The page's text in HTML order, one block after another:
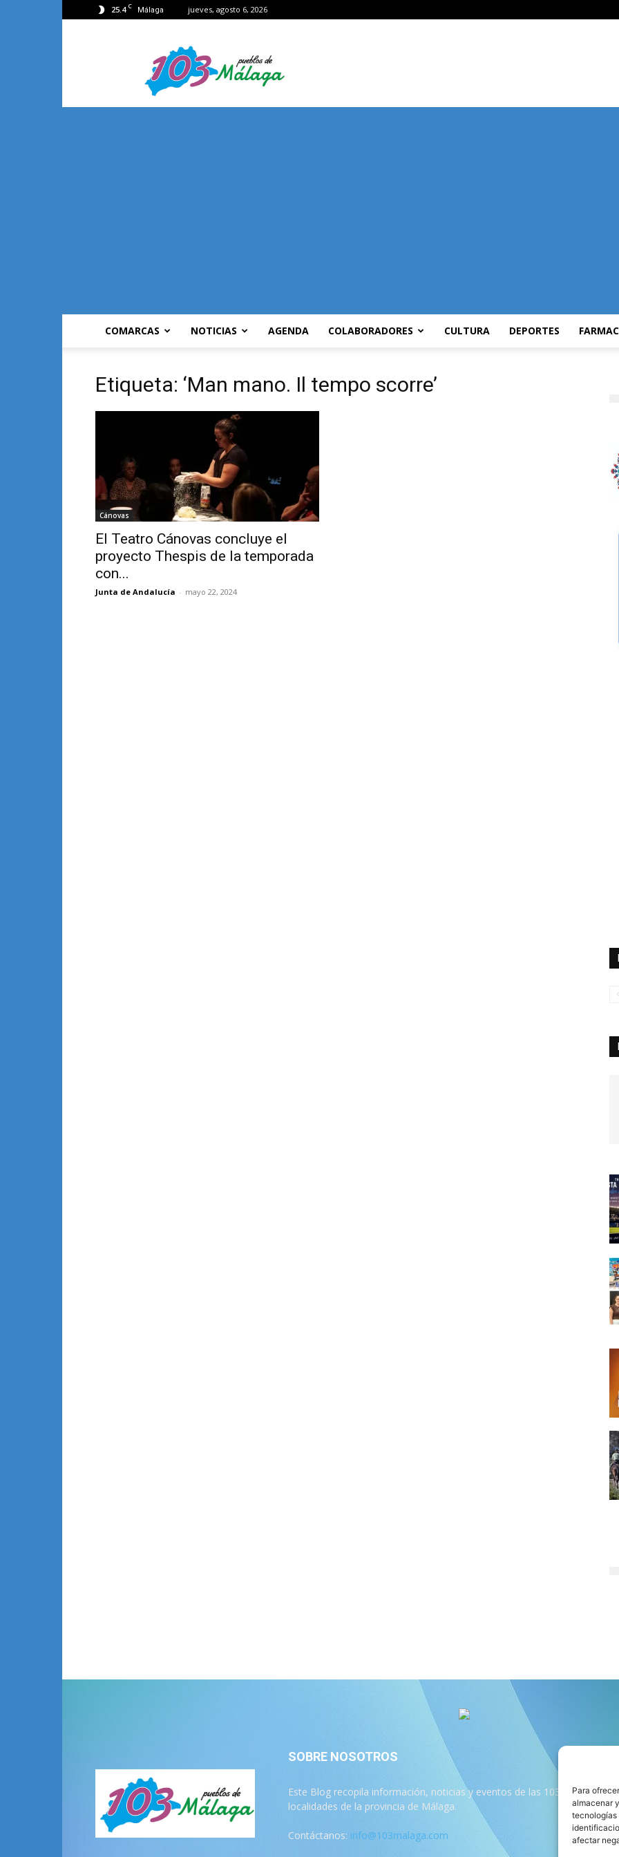
Para
almacenar
tecnologías
afectar
25.4 C Málaga jueves, agosto 6, 2026
Málaga
COMARCAS NOTICIAS AGENDA COLABORADORES CULTURA DEPORTES
Etiqueta: ‘Man mano. Il tempo scorre’
Cánovas
El Teatro Cánovas concluye el
proyecto Thespis de la temporada
con...
Junta de Andalucía - mayo 22, 2024
SOBRE NOSOTROS
Este Blog recopila información, noticias y eventos de las 103
localidades de la provincia de Málaga.
Contáctanos: info@103malaga.com